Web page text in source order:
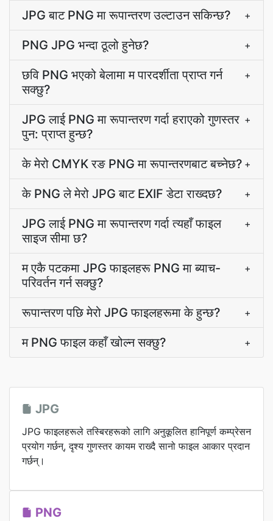
JPG बाट PNG मा रूपान्तरण उल्टाउन सकिन्छ? +
PNG JPG भन्दा ठूलो हुनेछ? +
छवि PNG भएको बेलामा म पारदर्शीता प्राप्त गर्न
सक्छु?
+
JPG लाई PNG मा रूपान्तरण गर्दा हराएको गुणस्तर
पुन: प्राप्त हुन्छ?
+
के मेरो CMYK रङ PNG मा रूपान्तरणबाट बच्नेछ? +
के PNG ले मेरो JPG बाट EXIF डेटा राख्दछ? +
JPG लाई PNG मा रूपान्तरण गर्दा त्यहाँ फाइल
साइज सीमा छ?
+
म एकै पटकमा JPG फाइलहरू PNG मा ब्याच-
परिवर्तन गर्न सक्छु?
+
रूपान्तरण पछि मेरो JPG फाइलहरूमा के हुन्छ? +
म PNG फाइल कहाँ खोल्न सक्छु? +
JPG
JPG फाइलहरूले तस्बिरहरूको लागि अनुकूलित हानिपूर्ण कम्प्रेसन
प्रयोग गर्छन्, दृश्य गुणस्तर कायम राख्दै सानो फाइल आकार प्रदान
गर्छन्।
PNG